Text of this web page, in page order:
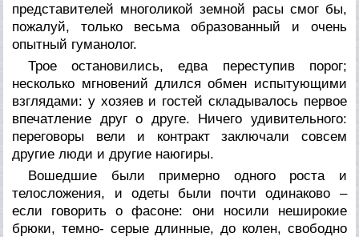
представителей многоликой земной расы смог бы,
пожалуй, только весьма образованный и очень
опытный гуманолог.
Трое остановились, едва переступив порог;
несколько мгновений длился обмен испытующими
взглядами: у хозяев и гостей складывалось первое
впечатление друг о друге. Ничего удивительного:
переговоры вели и контракт заключали совсем
другие люди и другие наюгиры.
Вошедшие были примерно одного роста и
телосложения, и одеты были почти одинаково –
если говорить о фасоне: они носили неширокие
брюки, темно- серые длинные, до колен, свободно